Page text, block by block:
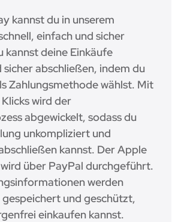
kannst du in unserem
einfach und sicher
kannst deine Einkäufe
sicher abschließen, indem du
Zahlungsmethode wählst. Mit
wird der
abgewickelt, sodass du
unkompliziert und
kannst. Der Apple
über PayPal durchgeführt.
werden
und geschützt,
einkaufen kannst.